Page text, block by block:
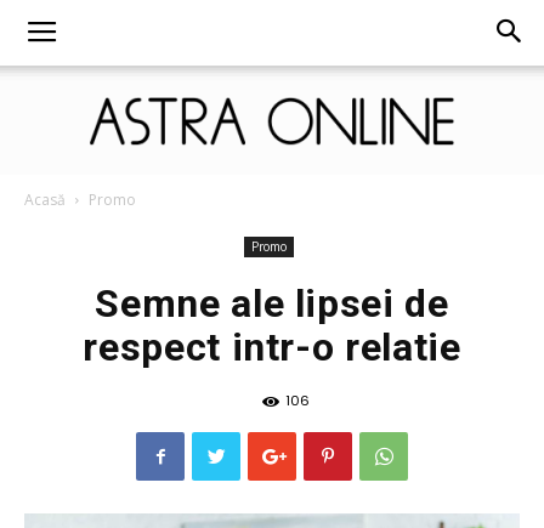
Online
Acasă Promo
Promo
Semne ale lipsei de
respect intr-o relatie
106